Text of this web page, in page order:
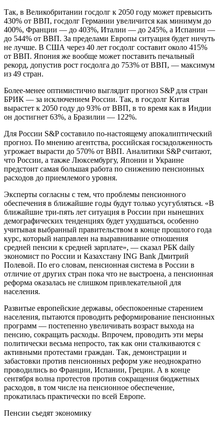
Так, в Великобритании госдолг к 2050 году может превысить
430% от ВВП, госдолг Германии увеличится как минимум до
400%, Франции — до 403%, Италии — до 245%, а Испании —
до 544% от ВВП. За пределами Европы ситуация будет ничуть
не лучше. В США через 40 лет госдолг составит около 415%
от ВВП. Япония же вообще может поставить печальный
рекорд, допустив рост госдолга до 753% от ВВП, — максимум
из 49 стран.
Более-менее оптимистично выглядит прогноз S&P для стран
БРИК — за исключением России. Так, в госдолг Китая
вырастет к 2050 году до 93% от ВВП, в то время как в Индии
он достигнет 63%, а Бразилии — 122%.
Для России S&P составило по-настоящему апокалиптический
прогноз. По мнению агентства, российская госзадолженность
угрожает вырасти до 570% от ВВП. Аналитики S&P считают,
что России, а также Люксембургу, Японии и Украине
предстоит самая большая работа по снижению пенсионных
расходов до приемлемого уровня.
Эксперты согласны с тем, что проблемы пенсионного
обеспечения в ближайшие годы будут только усугубляться. «В
ближайшие три-пять лет ситуация в России при нынешних
демографических тенденциях будет ухудшаться, особенно
учитывая выбранный правительством в конце прошлого года
курс, который направлен на выравнивание отношения
средней пенсии к средней зарплате», — сказал РБК daily
экономист по России и Казахстану ING Bank Дмитрий
Полевой. По его словам, пенсионная система в России в
отличие от других стран пока что не выстроена, а пенсионная
реформа оказалась не слишком привлекательной для
населения.
Развитые европейские державы, обеспокоенные старением
населения, пытаются проводить реформирование пенсионных
программ — постепенно увеличивать возраст выхода на
пенсию, сокращать расходы. Впрочем, проводить эти меры
политически весьма непросто, так как они сталкиваются с
активными протестами граждан. Так, демонстрации и
забастовки против пенсионных реформ уже неоднократно
проводились во Франции, Испании, Греции. А в конце
сентября волна протестов против сокращения бюджетных
расходов, в том числе на пенсионное обеспечение,
прокатилась практически по всей Европе.
Пенсии съедят экономику